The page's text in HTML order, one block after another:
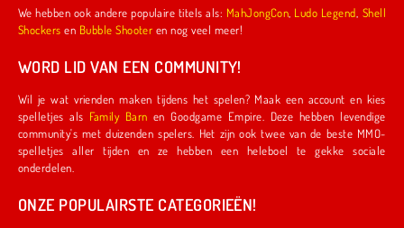
We hebben ook andere populaire titels als: MahJongCon Ludo Legend Shell
Shockers en Bubble Shooter en nog veel meer!
WORD LID VAN EEN COMMUNITY!
Wil je wat vrienden maken tijdens het spelen? Maak een account en kies
spelletjes als
Family Barn en Goodgame Empire. Deze hebben levendige
community's met duizenden spelers. Het zijn ook twee van de beste MMO-
spelletjes aller tijden en ze hebben een heleboel te gekke sociale
onderdelen.
ONZE POPULAIRSTE CATEGORIEËN!